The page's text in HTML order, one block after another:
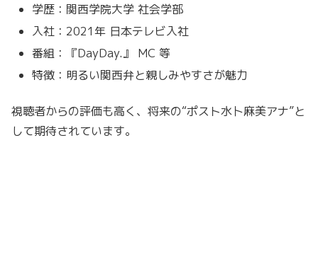
学歴：関西学院大学 社会学部
入社：2021年 日本テレビ入社
番組：『DayDay.』 MC 等
特徴：明るい関西弁と親しみやすさが魅力
視聴者からの評価も高く、将来の“ポスト水卜麻美アナ”と
して期待されています。